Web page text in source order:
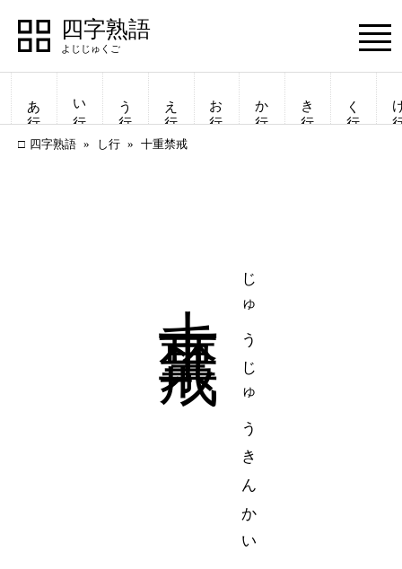
四字熟語
四字熟語
一覧表示
Menu
あ行 い行 う行 え行 お行 か行 き行 く行
四字熟語 し行 十重禁戒
じゅうじゅうきんかい
四字熟語
一覧表示